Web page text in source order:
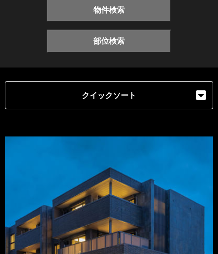
物件検索
部位検索
クイックソート